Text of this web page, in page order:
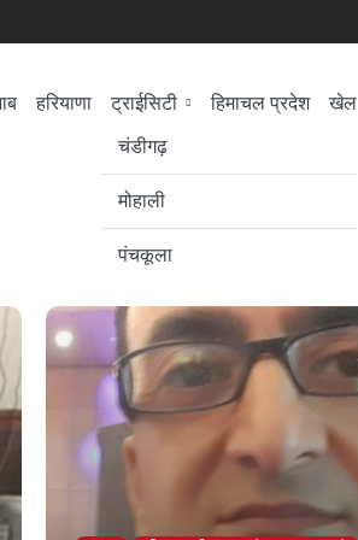
हरियाणा
ट्राईसिटी
चंडीगढ़
मोहाली
पंचकूला
हिमाचल प्रदेश खेल